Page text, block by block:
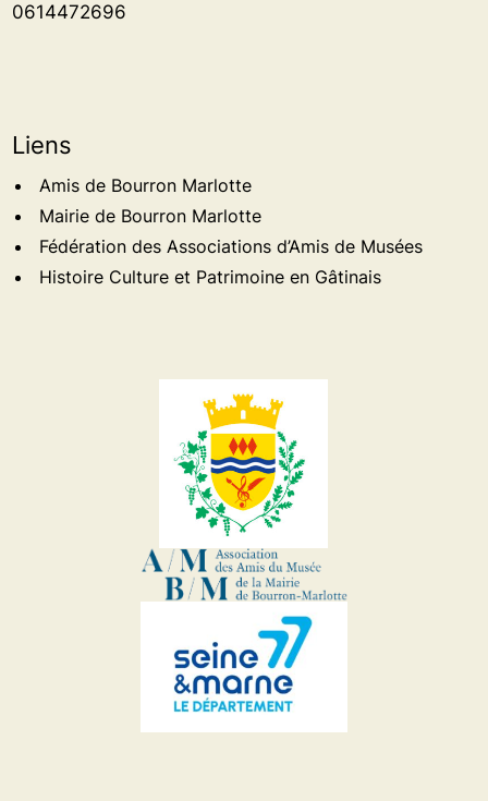
0614472696
Liens
Amis de Bourron Marlotte
Mairie de Bourron Marlotte
Fédération des Associations d’Amis de Musées
Histoire Culture et Patrimoine en Gâtinais